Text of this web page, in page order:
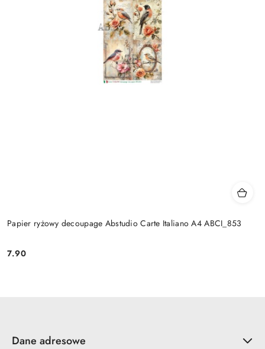
Papier ryżowy decoupage Abstudio Carte Italiano A4 ABCI_853
Cena:
7.90
Dane adresowe